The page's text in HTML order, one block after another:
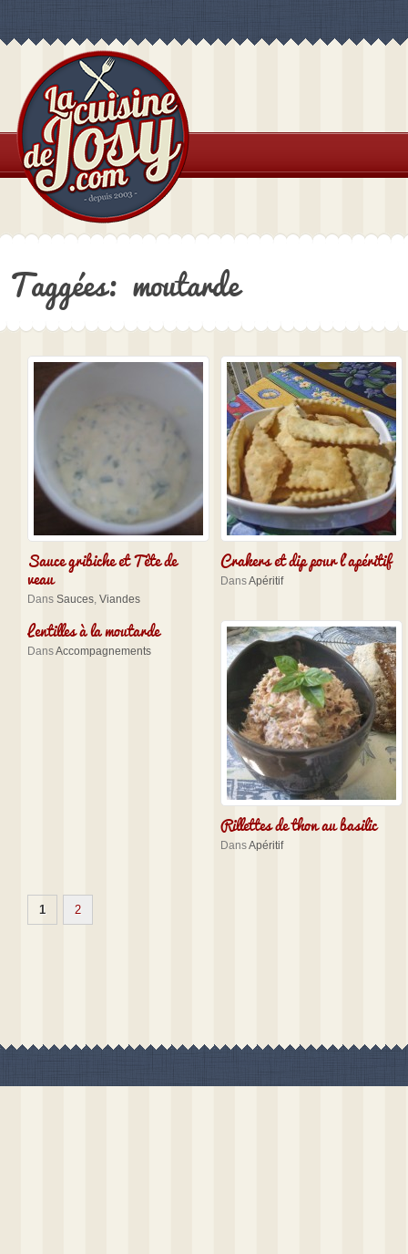
Taggées: moutarde
Sauce gribiche et Tête de
veau
Dans Sauces, Viandes
Crakers et dip pour l’apéritif
DansApéritif
Lentilles à la moutarde
DansAccompagnements
Rillettes de thon au basilic
DansApéritif
1 2